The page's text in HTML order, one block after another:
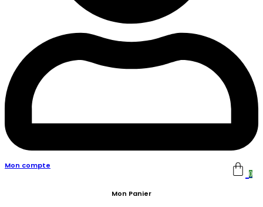
Mon compte
0
Mon Panier